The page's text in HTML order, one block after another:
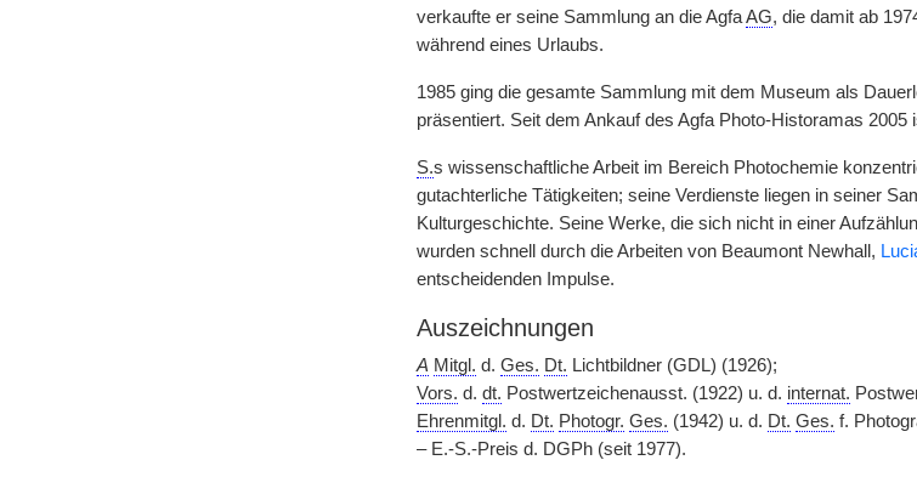
verkaufte er seine Sammlung an die AgfaAG, die damit ab
während eines Urlaubs.
1985 ging die gesamte Sammlung mit dem Museum als
präsentiert. Seit dem Ankauf des Agfa Photo-Historamas
S.s wissenschaftliche Arbeit im Bereich Photochemie
gutachterliche Tätigkeiten; seine Verdienste liegen in seiner
Kulturgeschichte. Seine Werke, die sich nicht in einer
wurden schnell durch die Arbeiten von Beaumont Newhall,
entscheidenden Impulse.
Auszeichnungen
A Mitgl. d. Ges. Dt. Lichtbildner (GDL) (1926);
Vors. d. dt. Postwertzeichenausst. (1922) u. d. internat.
Ehrenmitgl. d. Dt. Photogr. Ges. (1942) u. d. Dt. Ges. f.
– E.-S.-Preis d. DGPh (seit 1977).